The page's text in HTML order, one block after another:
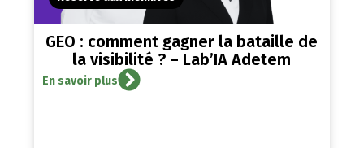
GEO : comment gagner la bataille de
la visibilité ? – Lab’IA Adetem
En savoir plus